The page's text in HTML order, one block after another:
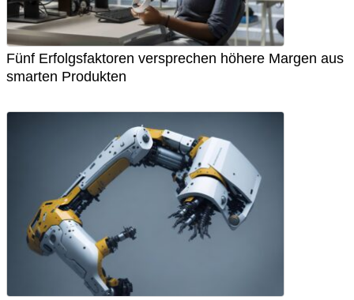
Fünf Erfolgsfaktoren versprechen höhere Margen aus
smarten Produkten